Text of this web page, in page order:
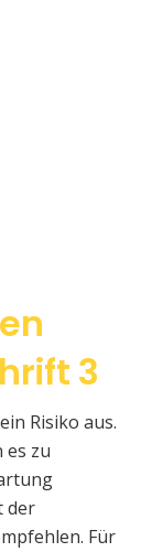
3
Risiko aus.
es zu
der
Für